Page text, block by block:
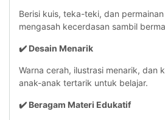
Berisi kuis, teka-teki, dan
mengasah kecerdasan sambil
✔️ Desain Menarik
Warna cerah, ilustrasi menarik, dan
anak-anak tertarik untuk belajar.
✔️ Beragam Materi Edukatif